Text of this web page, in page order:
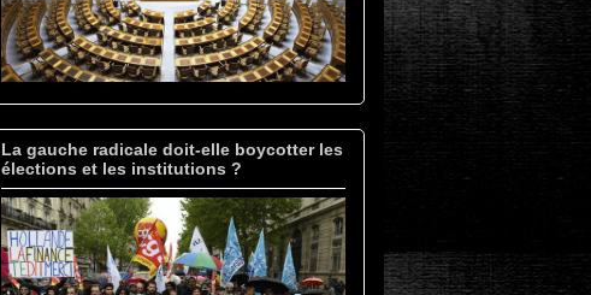
La gauche radicale doit-elle boycotter les
élections et les institutions ?